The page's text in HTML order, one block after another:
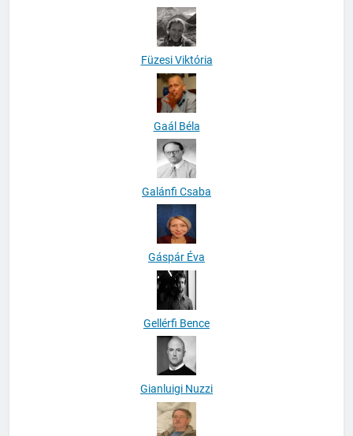
Füzesi Viktória
Gaál Béla
Galánfi Csaba
Gáspár Éva
Gellérfi Bence
Gianluigi Nuzzi